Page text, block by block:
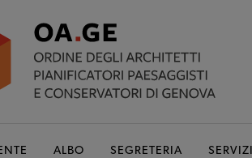
ALBO SEGRETERIA